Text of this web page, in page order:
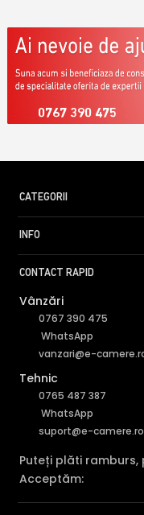
0767 390 475
CATEGORII
INFO
CONTACT RAPID
Vânzări
0767 390 475
WhatsApp
vanzari@e-
Tehnic
0765 487 387
WhatsApp
suport@e-camere.ro
Puteți plăti ramburs,
Acceptăm: